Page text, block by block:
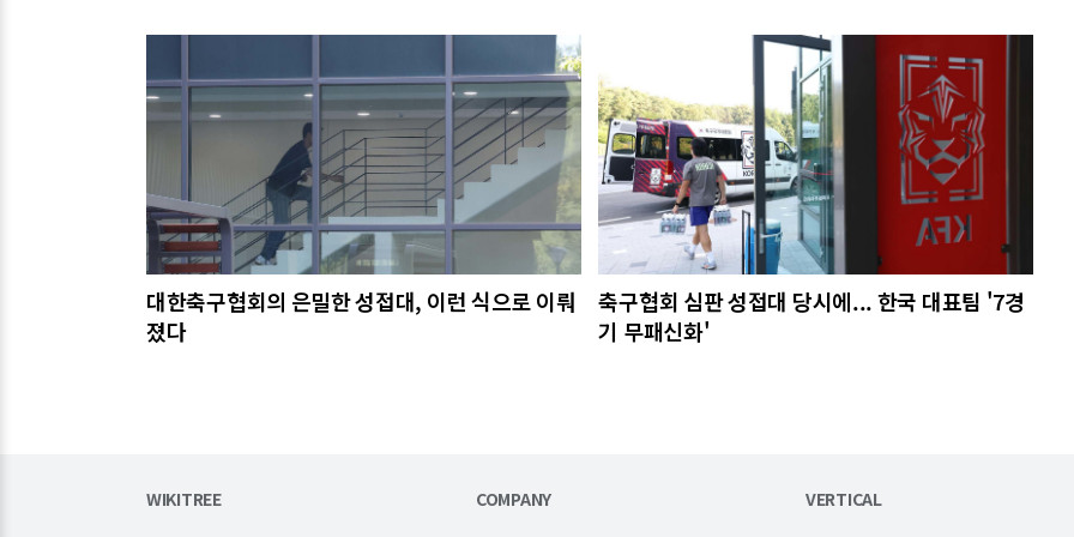
관련기사
대한축구협회의 은밀한 성접대, 이런 식으로 이뤄
졌다
축구협회 심판 성접대 당시에... 한국 대표팀 '7경
기 무패신화'
WIKITREE COMPANY VERTICAL